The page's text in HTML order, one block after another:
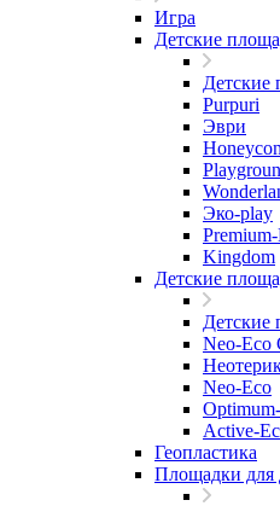
Игра
Детские
Детские
Purpuri
Эври
Эко-play
Kingdom
Детские
Детские
Neo-Eco
Neo-Eco
Active-
Геопластика
Площадки для